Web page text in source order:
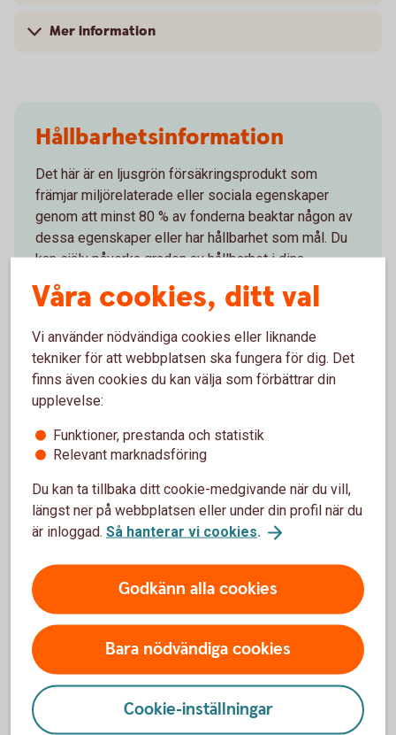
Mer information
Hållbarhetsinformation
Det här är en ljusgrön försäkringsprodukt som
främjar miljörelaterade eller sociala egenskaper
genom att minst 80 % av fonderna beaktar någon av
dessa egenskaper eller har hållbarhet som mål. Du
kan själv påverka graden av hållbarhet i dina
investeringar genom att välja hållbara fonder. Läs
mer om det och hur Swedbank Försäkring arbetar
och pensionsförsäkringar nedan.
Hållbart sparande och hållbarafonder
Swedbank Försäkrings
Börja spara i Kapitalspar Barn
Våra cookies, ditt val
Vi använder nödvändiga cookies eller liknande
tekniker för att webbplatsen ska fungera för dig. Det
finns även cookies du kan välja som förbättrar din
upplevelse:
Funktioner, prestanda och statistik
Relevant marknadsföring
Du kan ta tillbaka ditt cookie-medgivande när du vill,
längst ner på webbplatsen eller under din profil när du
är inloggad. Så hanterar vi cookies.
Godkänn alla cookies
Bara nödvändiga cookies
Cookie-inställningar